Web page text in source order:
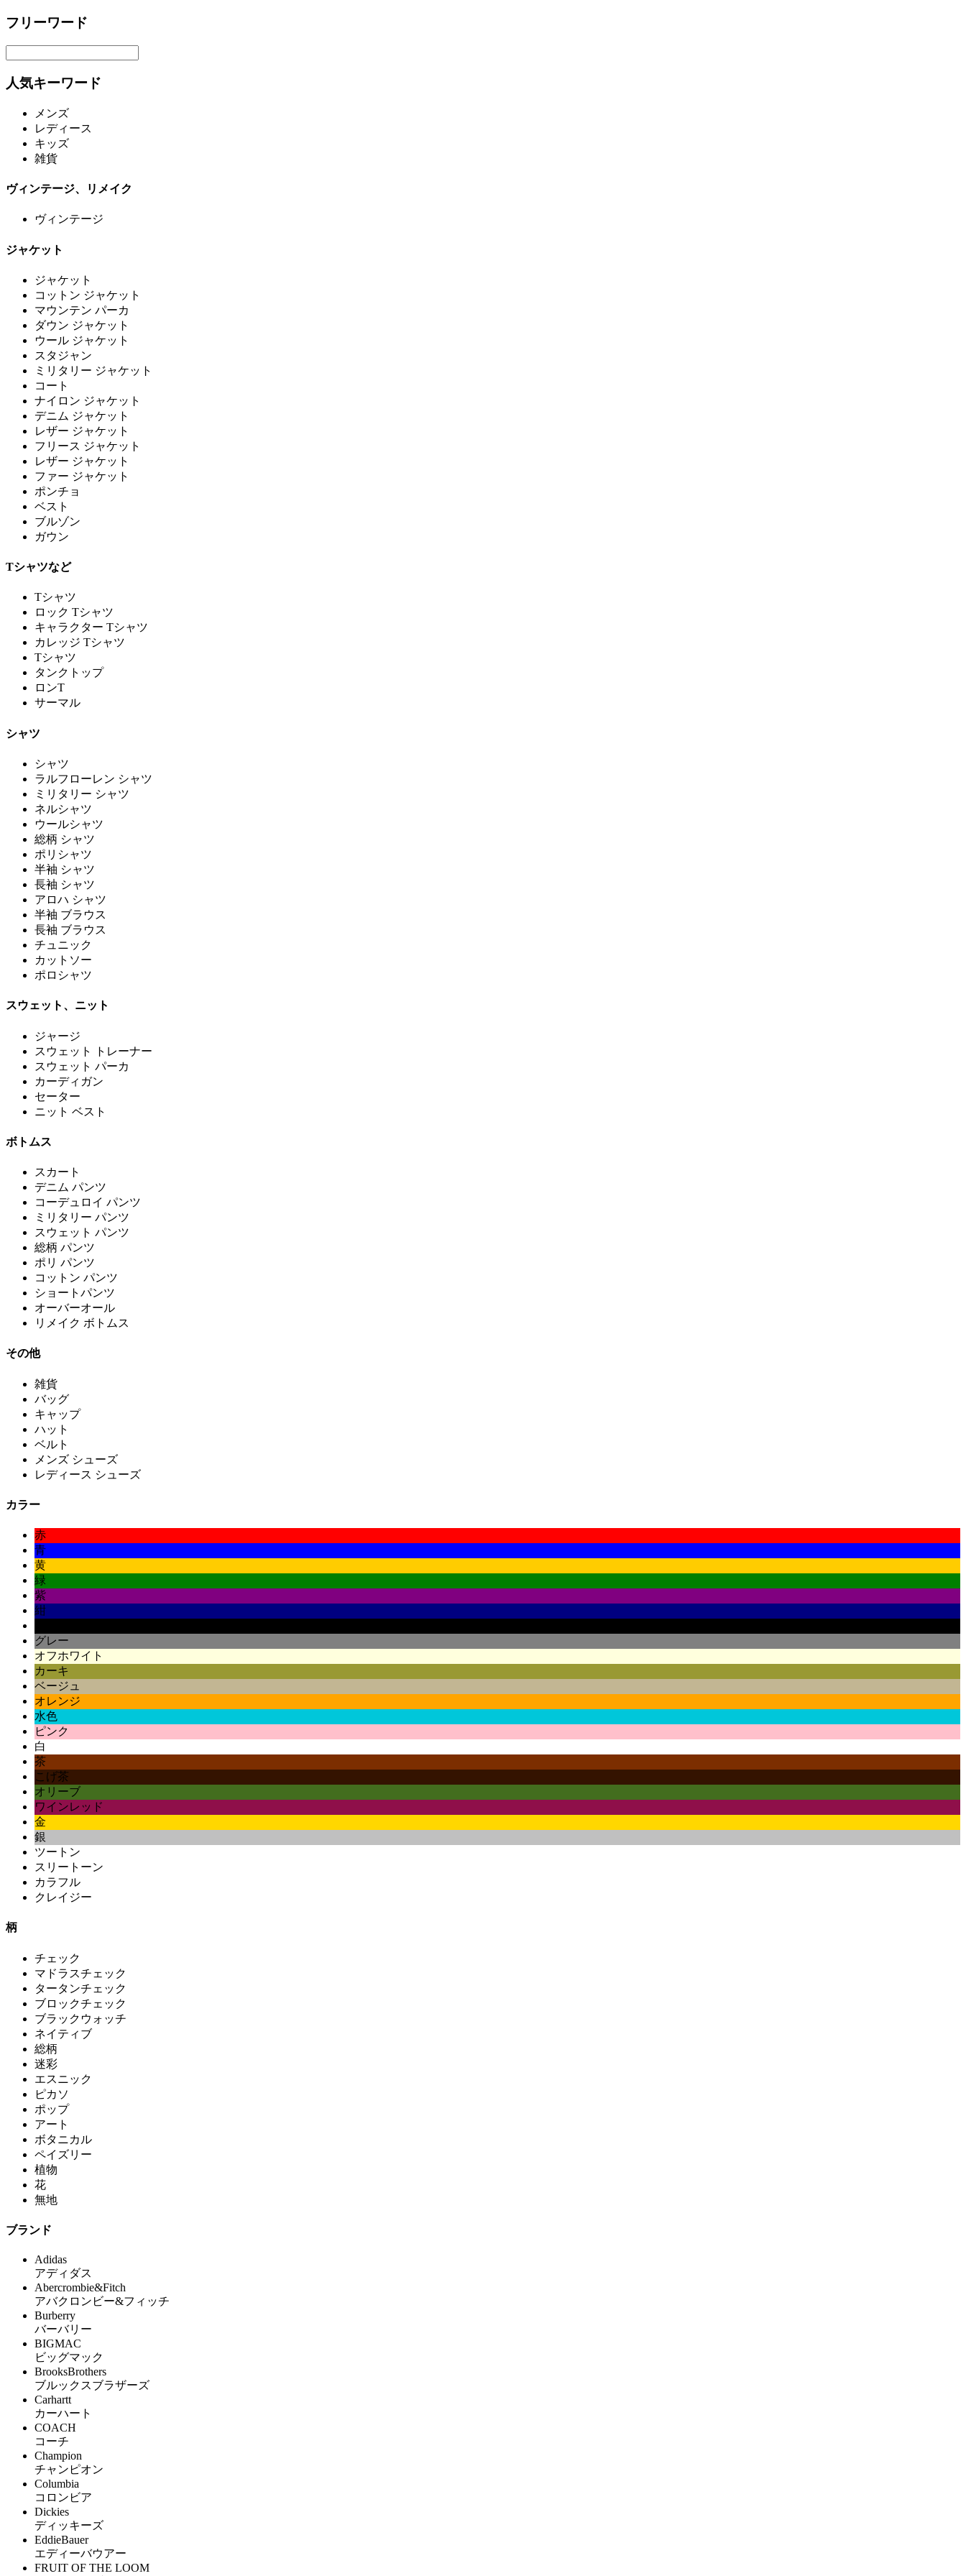
フリーワード
人気キーワード
メンズ
レディース
キッズ
雑貨
ヴィンテージ、リメイク
ヴィンテージ
ジャケット
ジャケット
コットン ジャケット
マウンテン パーカ
ダウン ジャケット
ウール ジャケット
スタジャン
ミリタリー ジャケット
コート
ナイロン ジャケット
デニム ジャケット
レザー ジャケット
フリース ジャケット
レザー ジャケット
ファー ジャケット
ポンチョ
ベスト
ブルゾン
ガウン
Tシャツなど
Tシャツ
ロック Tシャツ
キャラクター Tシャツ
カレッジ Tシャツ
Tシャツ
タンクトップ
ロンT
サーマル
シャツ
シャツ
ラルフローレン シャツ
ミリタリー シャツ
ネルシャツ
ウールシャツ
総柄 シャツ
ポリシャツ
半袖 シャツ
長袖 シャツ
アロハ シャツ
半袖 ブラウス
長袖 ブラウス
チュニック
カットソー
ポロシャツ
スウェット、ニット
ジャージ
スウェット トレーナー
スウェット パーカ
カーディガン
セーター
ニット ベスト
ボトムス
スカート
デニム パンツ
コーデュロイ パンツ
ミリタリー パンツ
スウェット パンツ
総柄 パンツ
ポリ パンツ
コットン パンツ
ショートパンツ
オーバーオール
リメイク ボトムス
その他
雑貨
バッグ
キャップ
ハット
ベルト
メンズ シューズ
レディース シューズ
カラー
赤
青
黄
緑
紫
紺
グレー
オフホワイト
カーキ
ベージュ
オレンジ
水色
ピンク
白
茶
こげ茶
オリーブ
ワインレッド
金
銀
ツートン
スリートーン
カラフル
クレイジー
柄
チェック
マドラスチェック
タータンチェック
ブロックチェック
ブラックウォッチ
ネイティブ
総柄
迷彩
エスニック
ピカソ
ポップ
アート
ボタニカル
ペイズリー
植物
花
無地
ブランド
Adidas
アディダス
Abercrombie&Fitch
アバクロンビー&フィッチ
Burberry
バーバリー
BIGMAC
ビッグマック
BrooksBrothers
ブルックスブラザーズ
Carhartt
カーハート
COACH
コーチ
Champion
チャンピオン
Columbia
コロンビア
Dickies
ディッキーズ
EddieBauer
エディーバウアー
FRUIT OF THE LOOM